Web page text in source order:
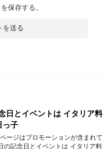
保存する。
日とイベントは イタリア料
っ子
ージはプロモーションが含まれて
の記念日とイベントは イタリア料